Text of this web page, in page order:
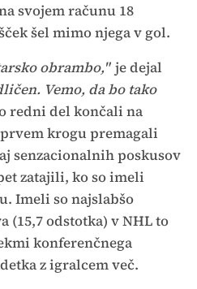
svojem računu 18
šel mimo njega v gol.
obrambo," je dejal
Vemo, da bo tako
redni del končali na
krogu premagali
senzacionalnih poskusov
zatajili, ko so imeli
Imeli so najslabšo
odstotka) v NHL to
konferenčnega
z igralcem več.